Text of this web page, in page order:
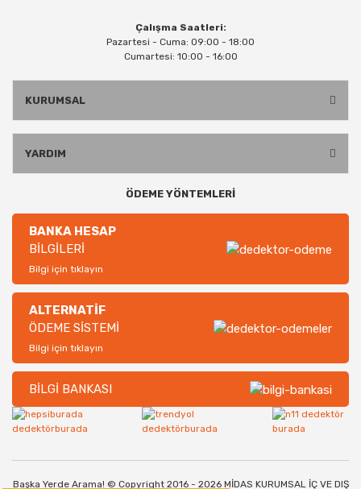
Çalışma Saatleri:
Pazartesi - Cuma: 09:00 - 18:00
Cumartesi: 10:00 - 16:00
KURUMSAL
YARDIM
ÖDEME YÖNTEMLERİ
BANKA HESAP
BİLGİLERİ
Bilgi için tıklayın
ALTERNATİF
ÖDEME SİSTEMİ
Bilgi için tıklayın
BİLGİ BANKASI
Başka Yerde Arama! © Copyright 2016 - 2026 MİDAS KURUMSAL İÇ VE DIŞ